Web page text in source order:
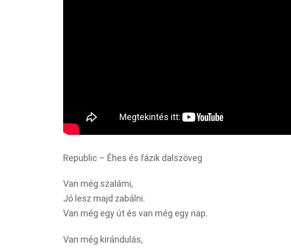
Republic – Éhes és fázik dalszöveg
Van még szalámi,
Jó lesz majd zabálni.
Van még egy út és van még egy nap.
Van még kirándulás,